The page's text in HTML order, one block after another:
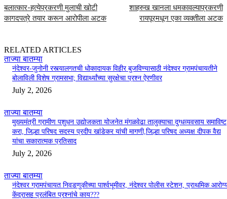
बलात्कार-हत्येप्रकरणी मुलाची खोटी
कागदपत्रे तयार करून आरोपीला अटक
शाहरुख खानला धमकावल्याप्रकरणी
रायपूरमधून एका व्यक्तीला अटक
RELATED ARTICLES
ताज्या बातम्या
नंदेश्वर-जुनोनी रस्त्यालगतची धोकादायक विहीर बुजविण्यासाठी नंदेश्वर ग्रामपंचायतीने
बोलाविली विशेष ग्रामसभा; विद्यार्थ्यांच्या सुरक्षेचा प्रश्न ऐरणीवर
July 2, 2026
ताज्या बातम्या
मुख्यमंत्री ग्रामीण पशुधन उद्योजकता योजनेत मंगळवेढा तालुक्याचा दुग्धव्यवसाय समाविष्ट
करा, जिल्हा परिषद सदस्य प्रदीप खांडेकर यांची मागणी,जिल्हा परिषद अध्यक्ष दीपक वैद्य
यांचा सकारात्मक प्रतिसाद
July 2, 2026
ताज्या बातम्या
नंदेश्वर ग्रामपंचायत निवडणुकीच्या पार्श्वभूमीवर, नंदेश्वर पोलीस स्टेशन, प्राथमिक
केंद्रासह प्रलंबित प्रश्नांचे काय???